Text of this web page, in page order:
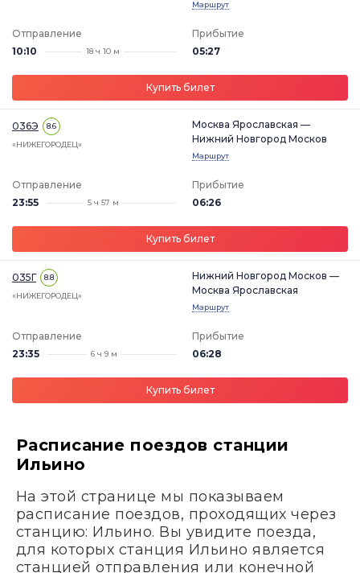
Маршрут
Отправление
10:10
18 ч 10 м
Прибытие
05:27
Купить билет
036Э 8.6
«НИЖЕГОРОДЕЦ»
Москва Ярославская —
Нижний Новгород Москов
Маршрут
Отправление
23:55
5 ч 57 м
Прибытие
06:26
Купить билет
035Г 8.8
«НИЖЕГОРОДЕЦ»
Нижний Новгород Москов —
Москва Ярославская
Маршрут
Отправление
23:35
6 ч 9 м
Прибытие
06:28
Купить билет
Расписание поездов станции
Ильино
На этой странице мы показываем
расписание поездов, проходящих через
станцию: Ильино. Вы увидите поезда,
для которых станция Ильино является
станцией отправления или конечной